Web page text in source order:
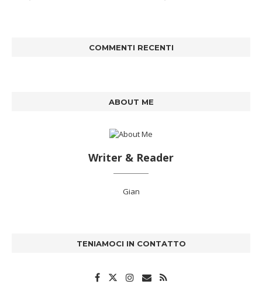
COMMENTI RECENTI
ABOUT ME
Writer & Reader
Gian
TENIAMOCI IN CONTATTO